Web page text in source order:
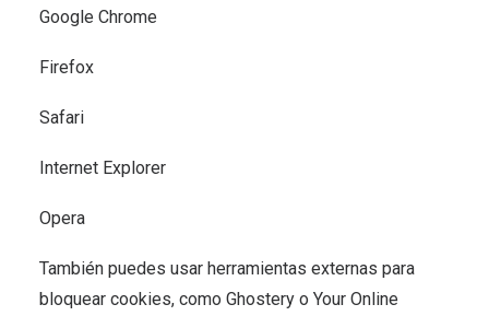
Google Chrome
Firefox
Safari
Internet Explorer
Opera
También puedes usar herramientas externas para
bloquear cookies, como Ghostery o Your Online